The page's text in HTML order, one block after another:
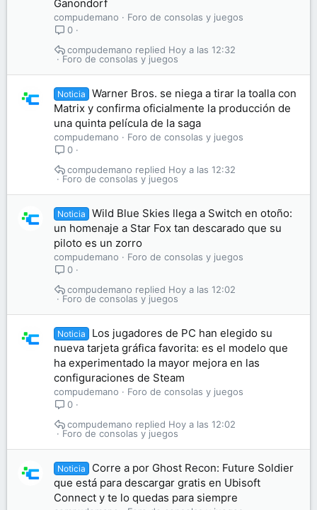
Ganondorf
compudemano
Foro de consolas y juegos
0
Foro de consolas y juegos
Hoy a las 12:32
compudemano
Noticia
Warner Bros. se niega a tirar la toalla con
Matrix y confirma oficialmente la producción de
una quinta película de la saga
compudemano
Foro de consolas y juegos
0
Foro de consolas y juegos
Hoy a las 12:32
compudemano
Noticia
Wild Blue Skies llega a Switch en otoño:
un homenaje a Star Fox tan descarado que su
piloto es un zorro
compudemano
Foro de consolas y juegos
0
Foro de consolas y juegos
Hoy a las 12:02
compudemano
Noticia
Los jugadores de PC han elegido su
nueva tarjeta gráfica favorita: es el modelo que
ha experimentado la mayor mejora en las
configuraciones de Steam
compudemano
Foro de consolas y juegos
0
Foro de consolas y juegos
Hoy a las 12:02
compudemano
Noticia
Corre a por Ghost Recon: Future Soldier
que está para descargar gratis en Ubisoft
Connect y te lo quedas para siempre